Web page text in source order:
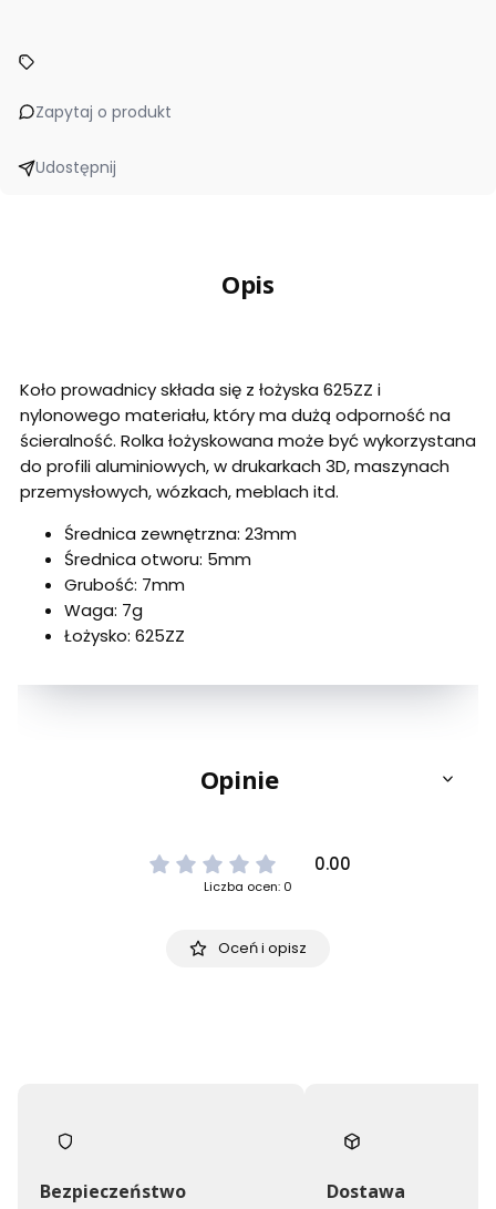
Zapytaj o produkt
Udostępnij
Opis
Koło prowadnicy składa się z łożyska 625ZZ i
nylonowego materiału, który ma dużą odporność na
ścieralność. Rolka łożyskowana może być wykorzystana
do profili aluminiowych, w drukarkach 3D, maszynach
przemysłowych, wózkach, meblach itd.
Średnica zewnętrzna: 23mm
Średnica otworu: 5mm
Grubość: 7mm
Waga: 7g
Łożysko: 625ZZ
Opinie
0.00
Liczba ocen: 0
Oceń i opisz
Bezpieczeństwo Dostawa